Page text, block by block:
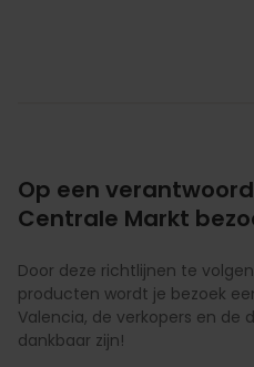
Op een
Centrale Markt
Door deze richtlijnen te
producten wordt je bezoek
Valencia, de verkopers en de
dankbaar zijn!